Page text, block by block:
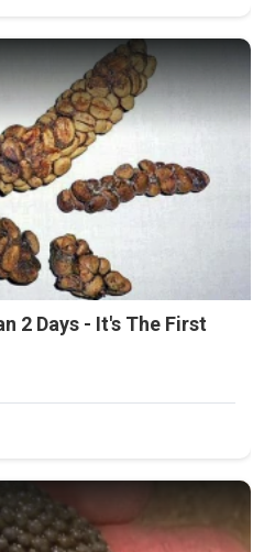
2 Days - It's The First